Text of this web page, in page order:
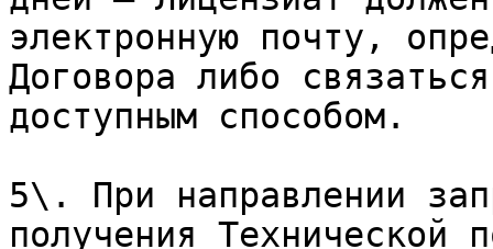
электронную почту,
Договора либо
доступным способом.
5\. При направлении
получения Технической